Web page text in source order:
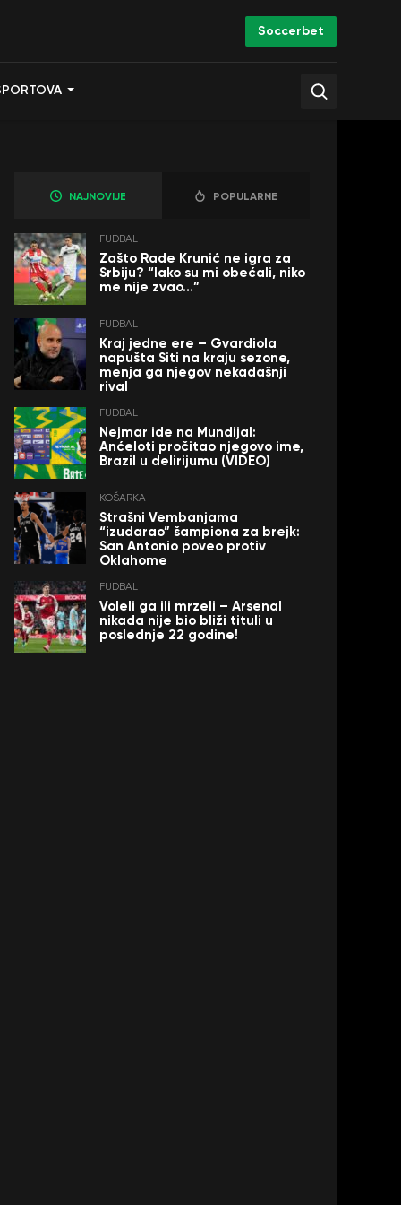
Soccerbet
NAJNOVIJE POPULARNE
FUDBAL
Zašto Rade Krunić ne igra za
Srbiju? “Iako su mi obećali, niko
me nije zvao…”
FUDBAL
Kraj jedne ere – Gvardiola
napušta Siti na kraju sezone,
menja ga njegov nekadašnji
rival
FUDBAL
Nejmar ide na Mundijal:
Anćeloti pročitao njegovo ime,
Brazil u delirijumu (VIDEO)
KOŠARKA
Strašni Vembanjama
“izudarao” šampiona za brejk:
San Antonio poveo protiv
Oklahome
FUDBAL
Voleli ga ili mrzeli – Arsenal
nikada nije bio bliži tituli u
poslednje 22 godine!